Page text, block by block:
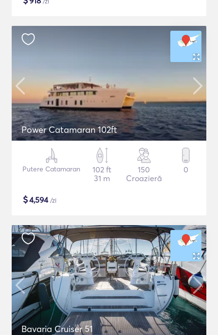
Power Catamaran 102ft
Putere Catamaran
102 ft
31 m
150
Croazieră
0
$4,594/zi
Bavaria Cruiser 51